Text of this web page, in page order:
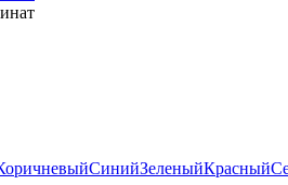
СинийЗеленыйКрасный